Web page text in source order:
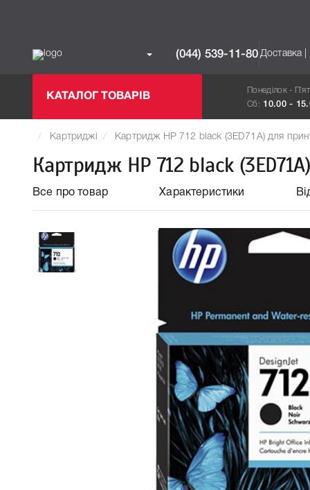
(044) 539-11-80 Доставка |
КАТАЛОГ ТОВАРІВ
Понеділок -
Сб: 10.00 -
Картриджі Картридж HP 712 black (3ED71A) для
Картридж HP 712 black
Все про товар Характеристики